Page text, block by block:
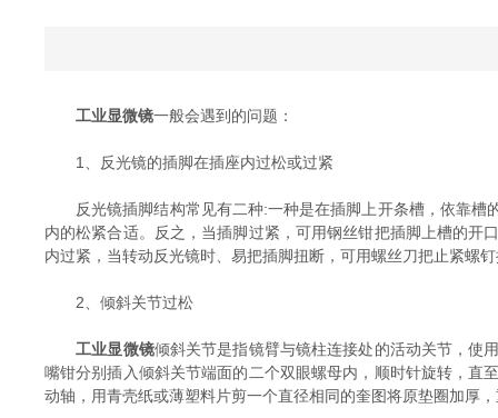
工业显微镜一般会遇到的问题：
1、反光镜的插脚在插座内过松或过紧
反光镜插脚结构常见有二种:一种是在插脚上开条槽，依靠槽
内的松紧合适。反之，当插脚过紧，可用钢丝钳把插脚上槽的
内过紧，当转动反光镜时、易把插脚扭断，可用螺丝刀把止紧螺
2、倾斜关节过松
工业显微镜倾斜关节是指镜臂与镜柱连接处的活动关节，使
嘴钳分别插入倾斜关节端面的二个双眼螺母内，顺时针旋转，直
动轴，用青壳纸或薄塑料片剪一个直径相同的奎图将原垫圈加厚